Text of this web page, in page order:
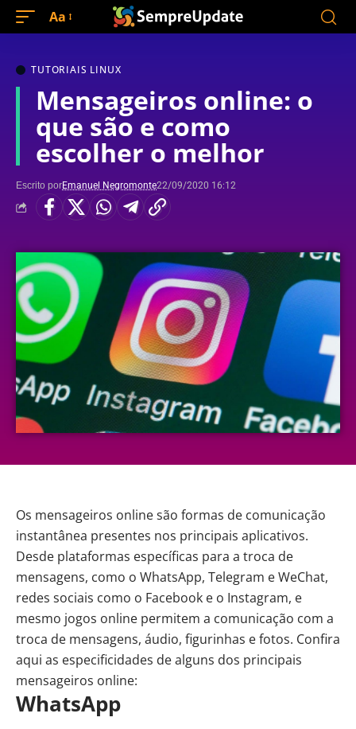
Aa
TUTORIAIS LINUX
Mensageiros online: o
que são e como
escolher o melhor
Escrito porEmanuel Negromonte22/09/2020 16:12
Os mensageiros online são formas de comunicação
instantânea presentes nos principais aplicativos.
Desde plataformas específicas para a troca de
mensagens, como o WhatsApp, Telegram e WeChat,
redes sociais como o Facebook e o Instagram, e
mesmo jogos online permitem a comunicação com a
troca de mensagens, áudio, figurinhas e fotos. Confira
aqui as especificidades de alguns dos principais
mensageiros online:
WhatsApp